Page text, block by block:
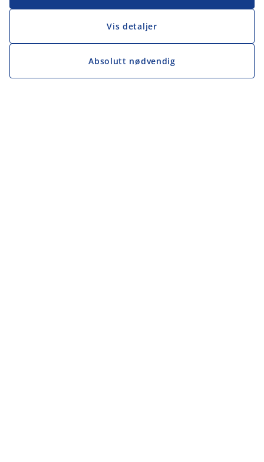
Vis detaljer
Absolutt nødvendig